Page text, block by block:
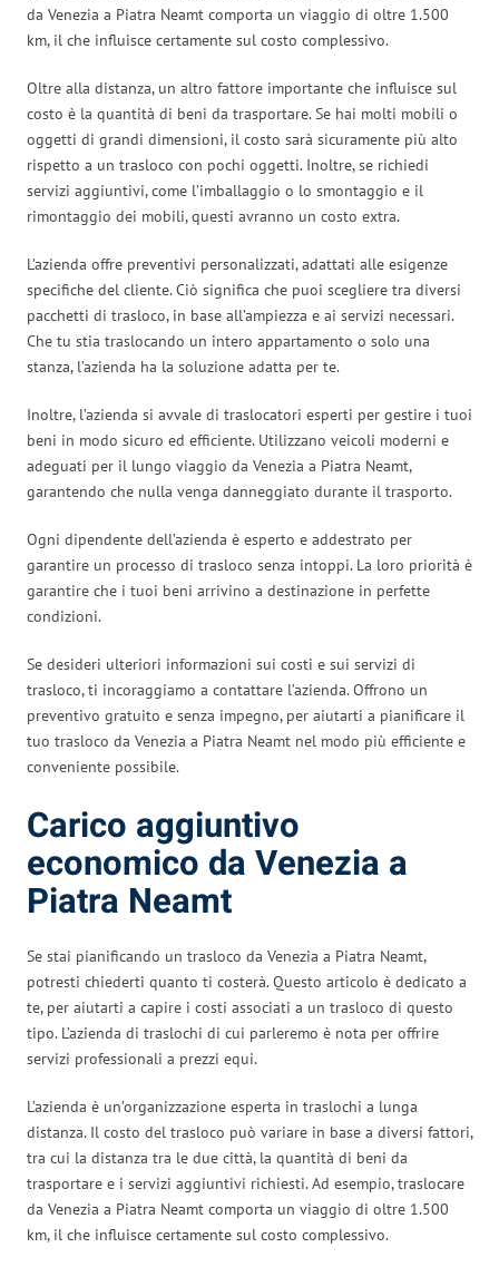
da Venezia a Piatra Neamt comporta un viaggio di oltre 1.500
km, il che influisce certamente sul costo complessivo.
Oltre alla distanza, un altro fattore importante che influisce sul
costo è la quantità di beni da trasportare. Se hai molti mobili o
oggetti di grandi dimensioni, il costo sarà sicuramente più alto
rispetto a un trasloco con pochi oggetti. Inoltre, se richiedi
servizi aggiuntivi, come l’imballaggio o lo smontaggio e il
rimontaggio dei mobili, questi avranno un costo extra.
L’azienda offre preventivi personalizzati, adattati alle esigenze
specifiche del cliente. Ciò significa che puoi scegliere tra diversi
pacchetti di trasloco, in base all’ampiezza e ai servizi necessari.
Che tu stia traslocando un intero appartamento o solo una
stanza, l’azienda ha la soluzione adatta per te.
Inoltre, l’azienda si avvale di traslocatori esperti per gestire i tuoi
beni in modo sicuro ed efficiente. Utilizzano veicoli moderni e
adeguati per il lungo viaggio da Venezia a Piatra Neamt,
garantendo che nulla venga danneggiato durante il trasporto.
Ogni dipendente dell’azienda è esperto e addestrato per
garantire un processo di trasloco senza intoppi. La loro priorità è
garantire che i tuoi beni arrivino a destinazione in perfette
condizioni.
Se desideri ulteriori informazioni sui costi e sui servizi di
trasloco, ti incoraggiamo a contattare l’azienda. Offrono un
preventivo gratuito e senza impegno, per aiutarti a pianificare il
tuo trasloco da Venezia a Piatra Neamt nel modo più efficiente e
conveniente possibile.
Carico aggiuntivo
economico da Venezia a
Piatra Neamt
Se stai pianificando un trasloco da Venezia a Piatra Neamt,
potresti chiederti quanto ti costerà. Questo articolo è dedicato a
te, per aiutarti a capire i costi associati a un trasloco di questo
tipo. L’azienda di traslochi di cui parleremo è nota per offrire
servizi professionali a prezzi equi.
L’azienda è un’organizzazione esperta in traslochi a lunga
distanza. Il costo del trasloco può variare in base a diversi fattori,
tra cui la distanza tra le due città, la quantità di beni da
trasportare e i servizi aggiuntivi richiesti. Ad esempio, traslocare
da Venezia a Piatra Neamt comporta un viaggio di oltre 1.500
km, il che influisce certamente sul costo complessivo.